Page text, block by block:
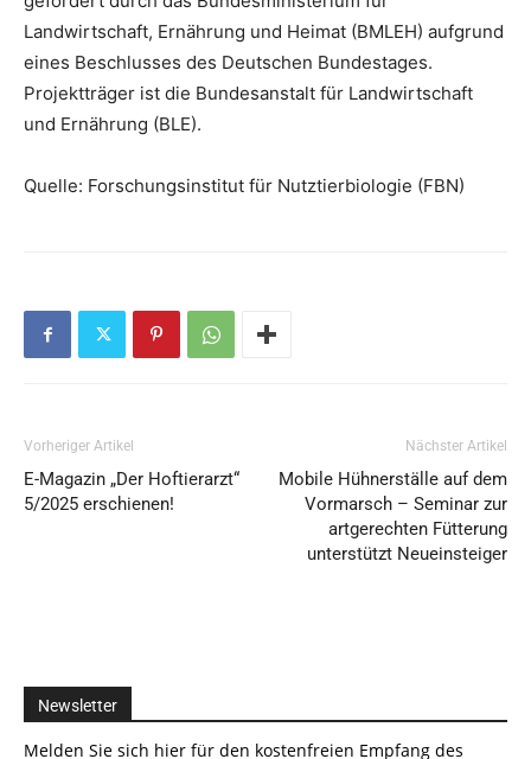
Landwirtschaft, Ernährung und Heimat (BMLEH) aufgrund
eines Beschlusses des Deutschen Bundestages.
Projektträger ist die Bundesanstalt für Landwirtschaft
und Ernährung (BLE).
Quelle: Forschungsinstitut für Nutztierbiologie (FBN)
Vorheriger Artikel
E-Magazin „Der Hoftierarzt“
5/2025 erschienen!
Nächster Artikel
Mobile Hühnerställe auf dem
Vormarsch – Seminar zur
artgerechten Fütterung
unterstützt Neueinsteiger
Newsletter
Melden Sie sich hier für den kostenfreien Empfang des